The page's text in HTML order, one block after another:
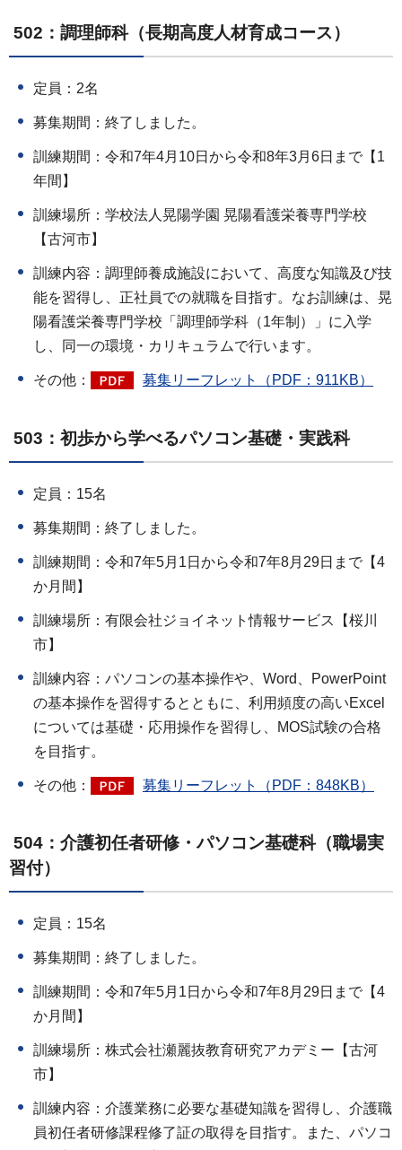
502：調理師科（長期高度人材育成コース）
定員：2名
募集期間：終了しました。
訓練期間：令和7年4月10日から令和8年3月6日まで【1
年間】
訓練場所：学校法人晃陽学園 晃陽看護栄養専門学校
【古河市】
訓練内容：調理師養成施設において、高度な知識及び技
能を習得し、正社員での就職を目指す。なお訓練は、晃
陽看護栄養専門学校「調理師学科（1年制）」に入学
し、同一の環境・カリキュラムで行います。
その他： 募集リーフレット（PDF：911KB）
503：初歩から学べるパソコン基礎・実践科
定員：15名
募集期間：終了しました。
訓練期間：令和7年5月1日から令和7年8月29日まで【4
か月間】
訓練場所：有限会社ジョイネット情報サービス【桜川
市】
訓練内容：パソコンの基本操作や、Word、PowerPoint
の基本操作を習得するとともに、利用頻度の高いExcel
については基礎・応用操作を習得し、MOS試験の合格
を目指す。
その他： 募集リーフレット（PDF：848KB）
504：介護初任者研修・パソコン基礎科（職場実
習付）
定員：15名
募集期間：終了しました。
訓練期間：令和7年5月1日から令和7年8月29日まで【4
か月間】
訓練場所：株式会社瀬麗抜教育研究アカデミー【古河
市】
訓練内容：介護業務に必要な基礎知識を習得し、介護職
員初任者研修課程修了証の取得を目指す。また、パソコ